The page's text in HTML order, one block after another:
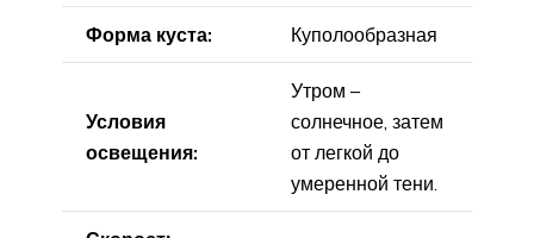
Форма куста: Куполообразная
Условия
освещения:
Утром –
солнечное, затем
от легкой до
умеренной тени.